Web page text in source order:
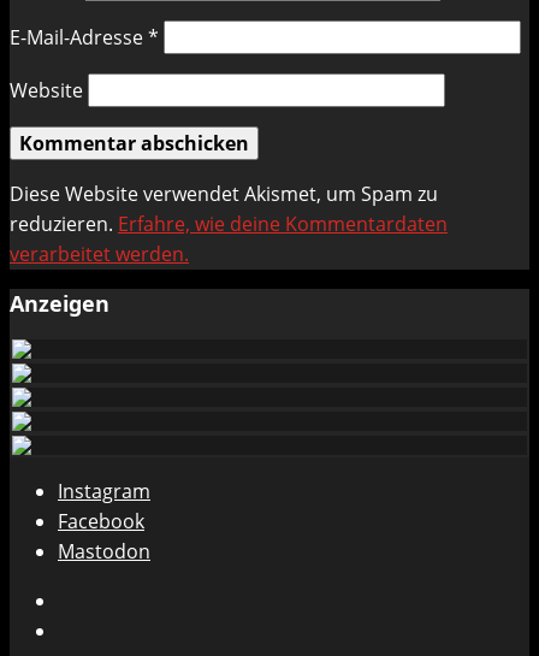
E-Mail-Adresse*
Website
Diese Website verwendet Akismet, um Spam zu
reduzieren. Erfahre, wie deine Kommentardaten
verarbeitet werden.
Anzeigen
Instagram
Facebook
Mastodon